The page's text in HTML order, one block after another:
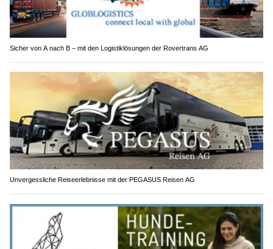
Sicher von A nach B – mit den Logistiklösungen der Rovertrans AG
Unvergessliche Reiseerlebnisse mit der PEGASUS Reisen AG